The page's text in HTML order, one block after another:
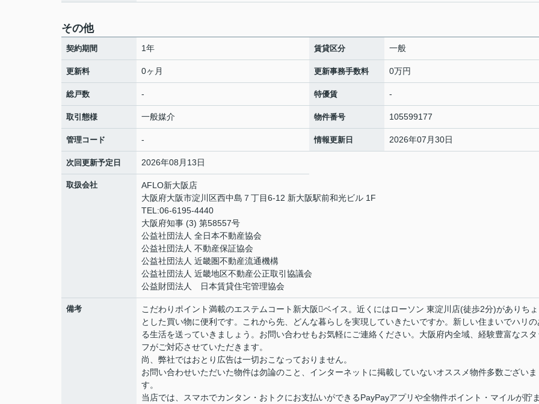
その他
契約期間 1年 賃貸区分 一般
更新料 0ヶ月 更新事務手数料 0万円
総戸数 - 特優賃 -
取引態様 一般媒介 物件番号 105599177
管理コード - 情報更新日 2026年07月30日
次回更新予定日 2026年08月13日
取扱会社
AFLO新大阪店
大阪府大阪市淀川区西中島７丁目6-12 新大阪駅前和光ビル 1F
TEL:06-6195-4440
大阪府知事 (3) 第58557号
公益社団法人 全日本不動産協会
公益社団法人 不動産保証協会
公益社団法人 近畿圏不動産流通機構
公益社団法人 近畿地区不動産公正取引協議会
公益財団法人 日本賃貸住宅管理協会
備考
こだわりポイント満載のエステムコート新大阪ベイス。近くにはローソン 東淀川店(徒歩2分)がありち
とした買い物に便利です。これから先、どんな暮らしを実現していきたいですか。新しい住まいでハリの
る生活を送っていきましょう。お問い合わせもお気軽にご連絡ください。大阪府内全域、経験豊富なスタ
フがご対応させていただきます。
尚、弊社ではおとり広告は一切おこなっておりません。
お問い合わせいただいた物件は勿論のこと、インターネットに掲載していないオススメ物件多数ございま
す。
当店では、スマホでカンタン・おトクにお支払いができるPayPayアプリや全物件ポイント・マイルが貯